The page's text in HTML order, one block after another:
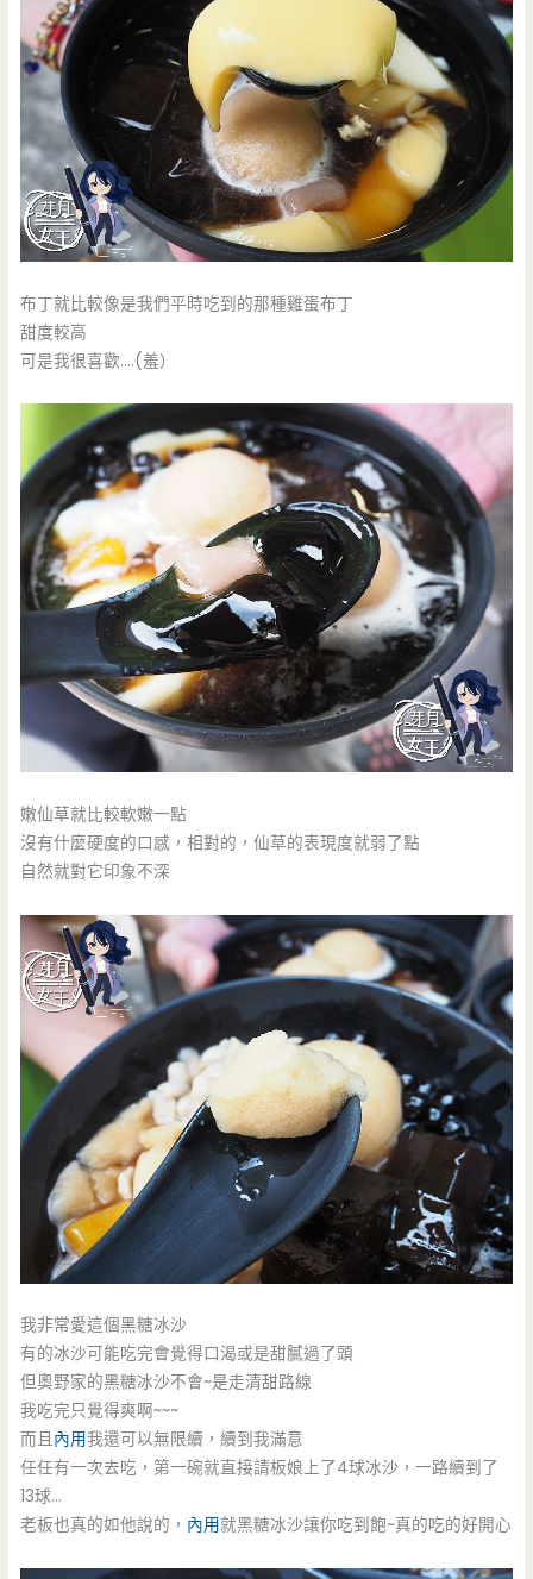
布丁就比較像是我們平時吃到的那種雞蛋布丁
甜度較高
可是我很喜歡….(羞）
嫩仙草就比較軟嫩一點
沒有什麼硬度的口感，相對的，仙草的表現度就弱了點
自然就對它印象不深
我非常愛這個黑糖冰沙
有的冰沙可能吃完會覺得口渴或是甜膩過了頭
但奧野家的黑糖冰沙不會~是走清甜路線
我吃完只覺得爽啊~~~
而且內用我還可以無限續，續到我滿意
任任有一次去吃，第一碗就直接請板娘上了4球冰沙，一路續到了
13球…
老板也真的如他說的， 內用就黑糖冰沙讓你吃到飽~真的吃的好開心